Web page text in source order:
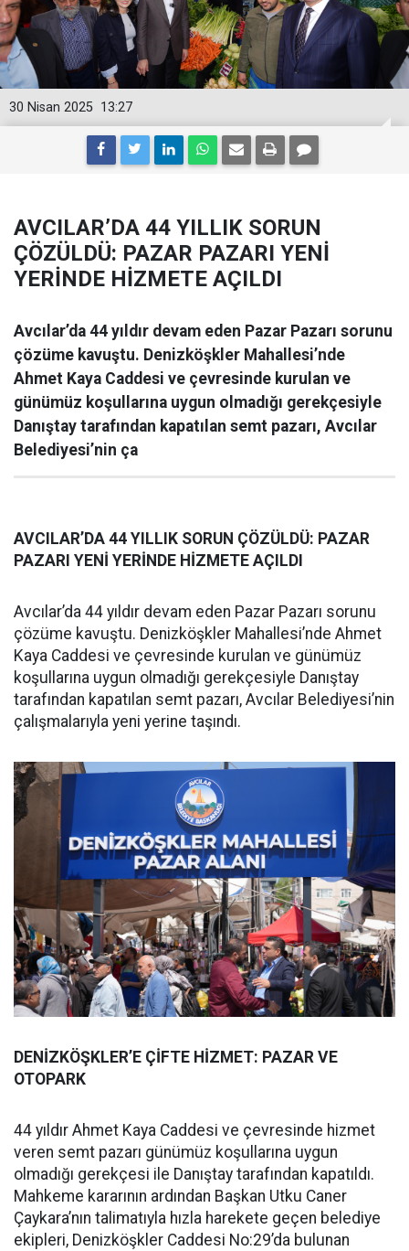
13:27
30 Nisan 2025
AVCILAR’DA 44 YILLIK SORUN
ÇÖZÜLDÜ: PAZAR PAZARI YENİ
YERİNDE HİZMETE AÇILDI
Avcılar’da 44 yıldır devam eden Pazar Pazarı sorunu
çözüme kavuştu. Denizköşkler Mahallesi’nde
Ahmet Kaya Caddesi ve çevresinde kurulan ve
günümüz koşullarına uygun olmadığı gerekçesiyle
Danıştay tarafından kapatılan semt pazarı, Avcılar
Belediyesi’nin ça
AVCILAR’DA 44 YILLIK SORUN ÇÖZÜLDÜ: PAZAR
PAZARI YENİ YERİNDE HİZMETE AÇILDI
Avcılar’da 44 yıldır devam eden Pazar Pazarı sorunu
çözüme kavuştu. Denizköşkler Mahallesi’nde Ahmet
Kaya Caddesi ve çevresinde kurulan ve günümüz
koşullarına uygun olmadığı gerekçesiyle Danıştay
tarafından kapatılan semt pazarı, Avcılar Belediyesi’nin
çalışmalarıyla yeni yerine taşındı.
DENİZKÖŞKLER’E ÇİFTE HİZMET: PAZAR VE
OTOPARK
44 yıldır Ahmet Kaya Caddesi ve çevresinde hizmet
veren semt pazarı günümüz koşullarına uygun
olmadığı gerekçesi ile Danıştay tarafından kapatıldı.
Mahkeme kararının ardından Başkan Utku Caner
Çaykara’nın talimatıyla hızla harekete geçen belediye
ekipleri, Denizköşkler Caddesi No:29’da bulunan